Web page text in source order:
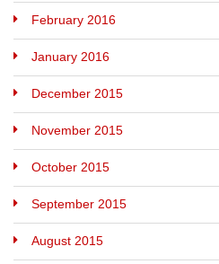
February 2016
January 2016
December 2015
November 2015
October 2015
September 2015
August 2015